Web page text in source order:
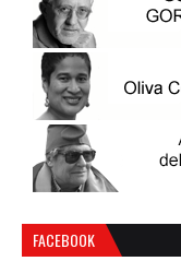
FACEBOOK